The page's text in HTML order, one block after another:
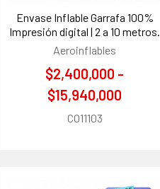
Envase Inflable Garrafa 100%
Impresión digital | 2 a 10 metros.
Aeroinflables
$2,400,000 -
$15,940,000
CO11103